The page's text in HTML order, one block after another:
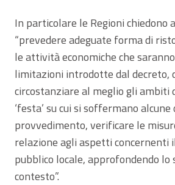
In particolare le Regioni chiedono
“prevedere adeguate forma di
le attività economiche che
limitazioni introdotte dal decreto,
circostanziare al meglio gli ambiti
‘festa’ su cui si soffermano
provvedimento, verificare le
relazione agli aspetti concernenti
pubblico locale, approfondendo lo
contesto”.